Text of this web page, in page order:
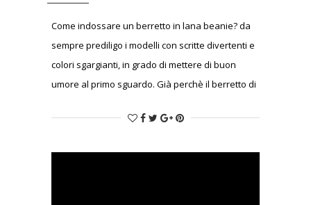
Come indossare un berretto in lana beanie? da
sempre prediligo i modelli con scritte divertenti e
colori sgargianti, in grado di mettere di buon
umore al primo sguardo. Già perchè il berretto di
essere l’elemento che spezza l’armonia,